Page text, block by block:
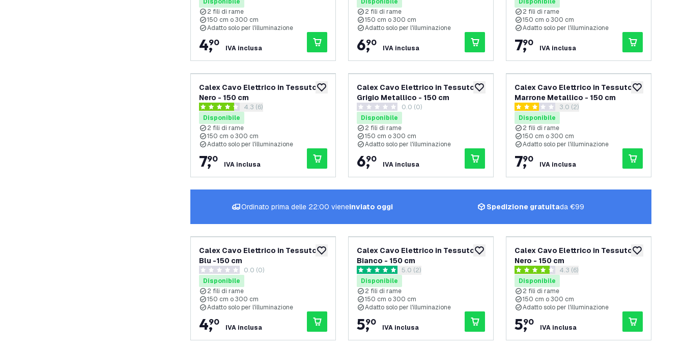
2 fili di rame
150 cm o 300 cm
Adatto solo per l'illuminazione
4,
90
IVA inclusa
2 fili di rame
150 cm o 300 cm
Adatto solo per l'illuminazione
6,
90
IVA inclusa
2 fili di rame
150 cm o 300 cm
Adatto solo per l'illuminazione
7,
90
IVA inclusa
aggiungi alla lista desideri
Calex Cavo Elettrico in Tessuto -
Nero - 150 cm
apri il cassetto delle recensioni
4.3 stelle di valutazione
4.3 (6)
Disponibile
2 fili di rame
150 cm o 300 cm
Adatto solo per l'illuminazione
7,
90
IVA inclusa
aggiungi alla lista desideri
Calex Cavo Elettrico in Tessuto -
Grigio Metallico - 150 cm
0 stelle di valutazione
0.0 (0)
Disponibile
2 fili di rame
150 cm o 300 cm
Adatto solo per l'illuminazione
6,
90
IVA inclusa
aggiungi alla
Calex Cavo Elettrico in Tessuto -
Marrone Metallico - 150 cm
apri il cassetto delle recensioni
3 stelle di valutazione
3.0 (2)
Disponibile
2 fili di rame
150 cm o 300 cm
Adatto solo per l'illuminazione
7,
90
IVA inclusa
aggiungi alla lista desideri
Calex Cavo Elettrico in Tessuto -
Blu -150 cm
0 stelle di valutazione
0.0 (0)
Disponibile
2 fili di rame
150 cm o 300 cm
Adatto solo per l'illuminazione
4,
90
IVA inclusa
aggiungi alla lista desideri
Calex Cavo Elettrico in Tessuto -
Bianco - 150 cm
apri il cassetto delle recensioni
5 stelle di valutazione
5.0 (2)
Disponibile
2 fili di rame
150 cm o 300 cm
Adatto solo per l'illuminazione
5,
90
IVA inclusa
aggiungi alla
Calex Cavo Elettrico in Tessuto -
Nero - 150 cm
apri il cassetto delle recensioni
4.3 stelle di valutazione
4.3 (6)
Disponibile
2 fili di rame
150 cm o 300 cm
Adatto solo per l'illuminazione
5,
90
IVA inclusa
Ordinato prima delle 22:00 vieneinviato oggi Spedizione gratuitada €99